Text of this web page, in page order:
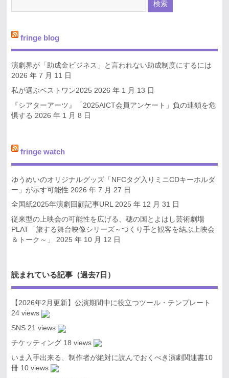
fringe blog
演劇界が「助成金ビジネス」と言われない助成制度にするには
2026 年 7 月 11 日
私が選ぶベストワン2025 2026 年 1 月 13 日
『シアターアーツ』「2025AICT会員アンケート」負の連鎖を危
惧する 2026 年 1 月 8 日
fringe watch
ゆうめいのオリジナルグッズ「NFCタグ入りミニCDキーホルダ
ー」が示す可能性 2026 年 7 月 27 日
全国紙2025年演劇回顧記事URL 2025 年 12 月 31 日
従来型の上映会の可能性を広げる、穂の国とよはし芸術劇場
PLAT「旅する舞台映像シリーズ～つくり手と観客を結ぶ上映会
＆トーク～」
2025 年 10 月 12 日
読まれている記事（過去7日）
【2026年2月更新】公演期間中に役立つツール・テンプレート
24 views
SNS 21 views
チケッティング 18 views
いま入手出来る、制作者が絶対に読んでおくべき演劇関連書10
冊 10 views